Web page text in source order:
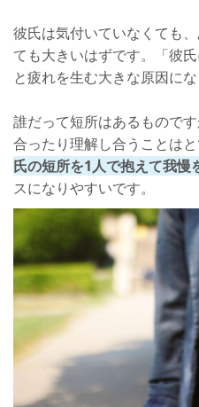
彼氏は気付いていなくても
ても大きいはずです。「彼
と疲れを生む大きな原因にな
誰だって短所はあるもので
合ったり理解し合うことは
氏の短所を1人で抱えて我慢
スになりやすいです。